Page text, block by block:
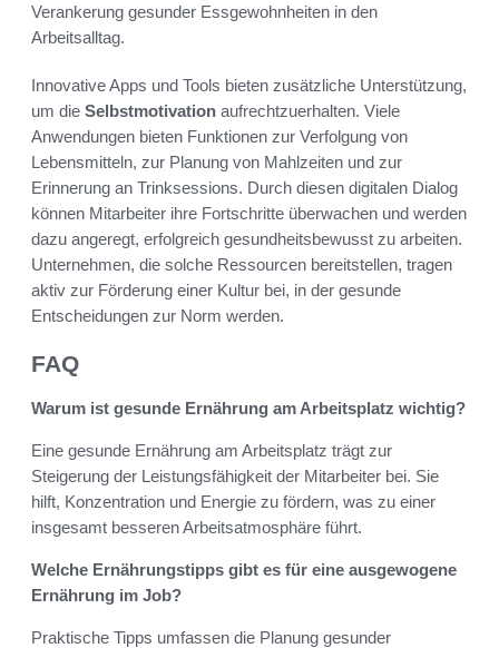
Verankerung gesunder Essgewohnheiten in den
Arbeitsalltag.
Innovative Apps und Tools bieten zusätzliche Unterstützung,
um die Selbstmotivation aufrechtzuerhalten. Viele
Anwendungen bieten Funktionen zur Verfolgung von
Lebensmitteln, zur Planung von Mahlzeiten und zur
Erinnerung an Trinksessions. Durch diesen digitalen Dialog
können Mitarbeiter ihre Fortschritte überwachen und werden
dazu angeregt, erfolgreich gesundheitsbewusst zu arbeiten.
Unternehmen, die solche Ressourcen bereitstellen, tragen
aktiv zur Förderung einer Kultur bei, in der gesunde
Entscheidungen zur Norm werden.
FAQ
Warum ist gesunde Ernährung am Arbeitsplatz wichtig?
Eine gesunde Ernährung am Arbeitsplatz trägt zur
Steigerung der Leistungsfähigkeit der Mitarbeiter bei. Sie
hilft, Konzentration und Energie zu fördern, was zu einer
insgesamt besseren Arbeitsatmosphäre führt.
Welche Ernährungstipps gibt es für eine ausgewogene
Ernährung im Job?
Praktische Tipps umfassen die Planung gesunder